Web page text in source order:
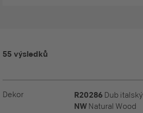
55 výsledků
Dekor R20286 Dub italský
NW Natural Wood